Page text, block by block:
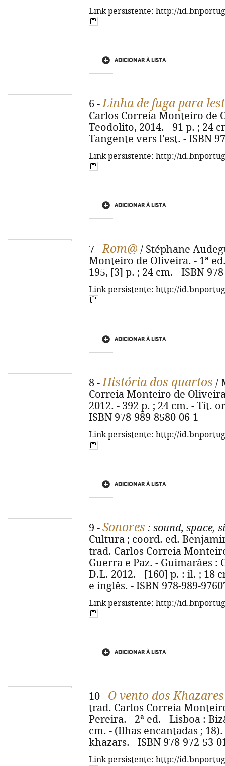
Link persistente: http://
ADICIONAR À LISTA
6 -Linha de fuga para
Carlos Correia Monteiro de
Teodolito, 2014. - 91 p. ; 24
Tangente vers l'est. - ISBN
Link persistente: http://
ADICIONAR À LISTA
7 -Rom@ / Stéphane
Monteiro de Oliveira. - 1ª
195, [3] p. ; 24 cm. - ISBN
Link persistente: http://
ADICIONAR À LISTA
8 -História dos quartos /
Correia Monteiro de
2012. - 392 p. ; 24 cm. - Tít.
ISBN 978-989-8580-06-1
Link persistente: http://
ADICIONAR À LISTA
9 - Sonores : sound, space,
Cultura ; coord. ed.
trad. Carlos Correia
Guerra e Paz. - Guimarães
D.L. 2012. - [160] p. : il. ; 18
e inglês. - ISBN 978-989-
Link persistente: http://
ADICIONAR À LISTA
10 - O vento dos Khazares
trad. Carlos Correia
Pereira. - 2ª ed. - Lisboa :
cm. - (Ilhas encantadas ;
khazars. - ISBN 978-972-53-
Link persistente: http://